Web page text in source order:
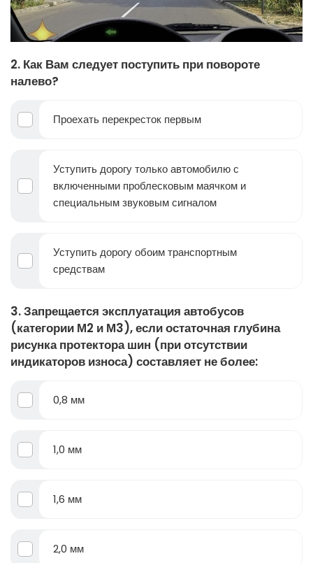
2. Как Вам следует поступить при повороте
налево?
Проехать перекресток первым
Уступить дорогу только автомобилю с
включенными проблесковым маячком и
специальным звуковым сигналом
Уступить дорогу обоим транспортным
средствам
3. Запрещается эксплуатация автобусов
(категории М2 и М3), если остаточная глубина
рисунка протектора шин (при отсутствии
индикаторов износа) составляет не более:
0,8 мм
1,0 мм
1,6 мм
2,0 мм